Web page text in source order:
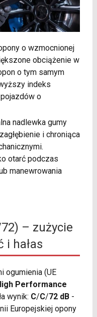
o wzmocnionej
obciążenie w
o tym samym
indeks
o
nadlewka gumy
i chroniąca
otarć podczas
manewrowania
– zużycie
i hałas
ogumienia (UE
Performance
wynik: C/C/72 dB-
Europejskiej opony